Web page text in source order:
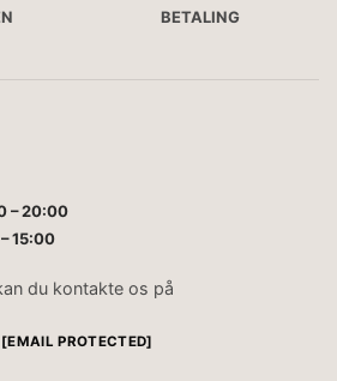
BETALING
– 20:00
du kontakte os på
[EMAIL PROTECTED]